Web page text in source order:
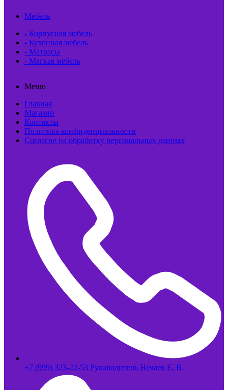
Мебель
- Корпусная мебель
- Кухонная мебель
- Матрасы
- Мягкая мебель
Меню
Главная
Магазин
Контакты
Политика конфиденциальности
Согласие на обработку персональных данных
+7 (999) 323-22-53 Руководитель Нечаев Е. В.